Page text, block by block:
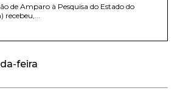
de Amparo à Pesquisa do Estado do
feira